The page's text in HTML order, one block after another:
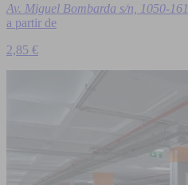
Av. Miguel Bombarda s/n, 1050-161
a partir de
2,85 €